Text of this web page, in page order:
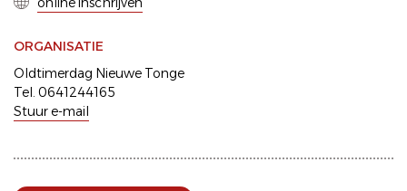
ORGANISATIE
Oldtimerdag Nieuwe Tonge
Tel. 0641244165
Stuur e-mail